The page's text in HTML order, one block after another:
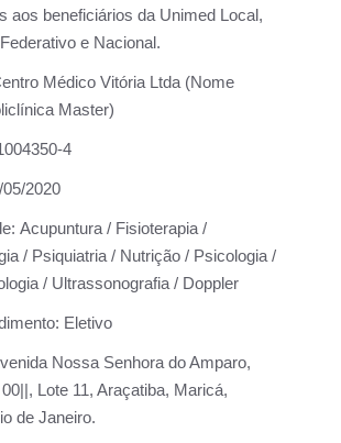
aos beneficiários da Unimed Local,
e Nacional.
Médico Vitória Ltda (Nome
Master)
4
05/2020
Acupuntura / Fisioterapia /
/ Psiquiatria / Nutrição / Psicologia /
/ Ultrassonografia / Doppler
Eletivo
Nossa Senhora do Amparo,
Lote 11, Araçatiba, Maricá,
de Janeiro.